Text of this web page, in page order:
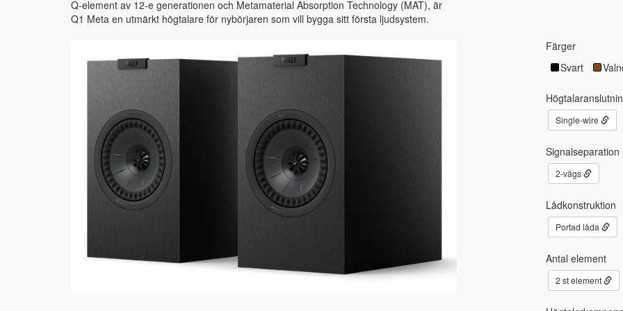
Q-element av 12-e generationen och Metamaterial Absorption Technology (MAT), är
Q1 Meta en utmärkt högtalare för nybörjaren som vill bygga sitt första ljudsystem.
Färger
Svart
Single-wire
Signalseparation
2-vägs
Lådkonstruktion
Portad låda
Antal element
2 st element